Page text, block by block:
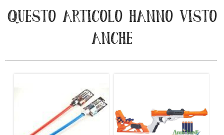
QUESTO ARTICOLO HANNO VISTO
ANCHE